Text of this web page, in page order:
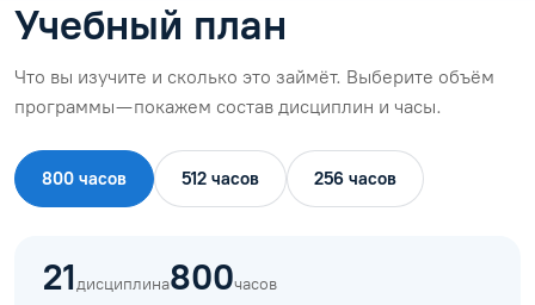
Учебный план
Что вы изучите и сколько это займёт. Выберите объём
программы — покажем состав дисциплин и часы.
800 часов 512 часов 256 часов
21дисциплина800часов